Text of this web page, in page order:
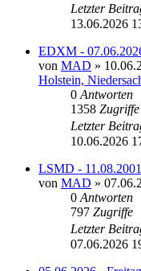
Letzter
13.06.2026
EDXM -
von MAD »
Holstein,
0 Antworten
1358 Zugriffe
Letzter
10.06.2026
LSMD - 11.08.2001
von MAD »
0 Antworten
797 Zugriffe
Letzter
07.06.2026